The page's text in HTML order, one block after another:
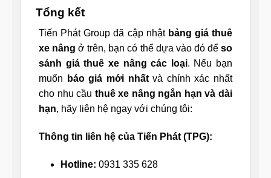
Tổng kết
Tiến Phát Group đã cập nhật bảng giá thuê
xe nâng ở trên, bạn có thể dựa vào đó đểso
sánh giá thuê xe nâng các loại. Nếu bạn
muốn
báo giá mới nhấtvà chính xác nhất
cho nhu cầu thuê xe nâng ngắn hạn và dài
hạn, hãy liên hệ ngay với chúng tôi:
Thông tin liên hệ của Tiến Phát (TPG):
Hotline: 0931 335 628